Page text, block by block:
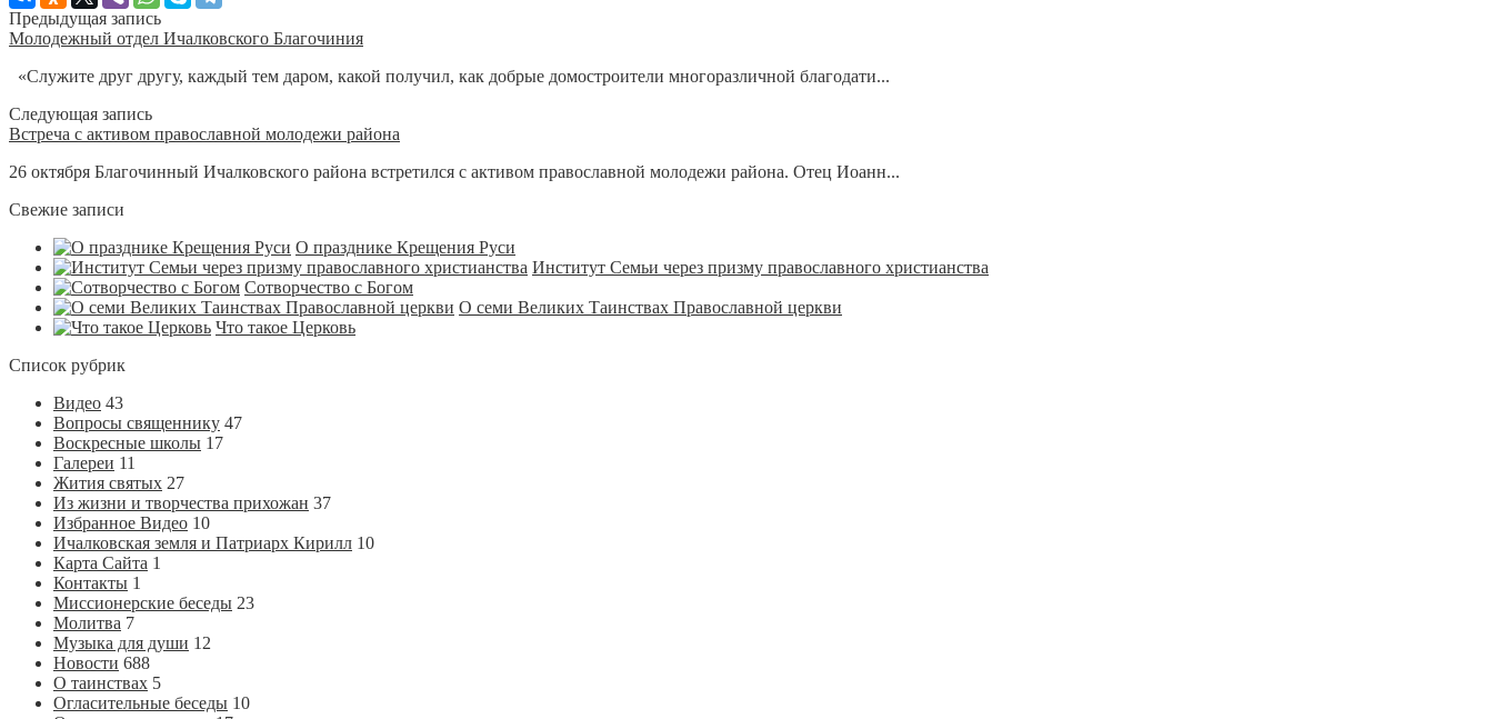
Предыдущая запись
Молодежный отдел Ичалковского Благочиния
«Служите друг другу, каждый тем даром, какой получил, как добрые домостроители многоразличной благодати...
Следующая запись
Встреча с активом православной молодежи района
26 октября Благочинный Ичалковского района встретился с активом православной молодежи района. Отец Иоанн...
Свежие записи
О празднике Крещения Руси
Институт Семьи через призму православного христианства
Сотворчество с Богом
О семи Великих Таинствах Православной церкви
Что такое Церковь
Список рубрик
Видео 43
Вопросы священнику 47
Воскресные школы 17
Галереи 11
Жития святых 27
Из жизни и творчества прихожан 37
Избранное Видео 10
Ичалковская земля и Патриарх Кирилл 10
Карта Сайта 1
Контакты 1
Миссионерские беседы 23
Молитва 7
Музыка для души 12
Новости 688
О таинствах 5
Огласительные беседы 10